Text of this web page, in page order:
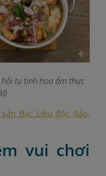
tụ tinh hoa ẩm thực
sản Bạc Liêu độc đáo,
vui chơi